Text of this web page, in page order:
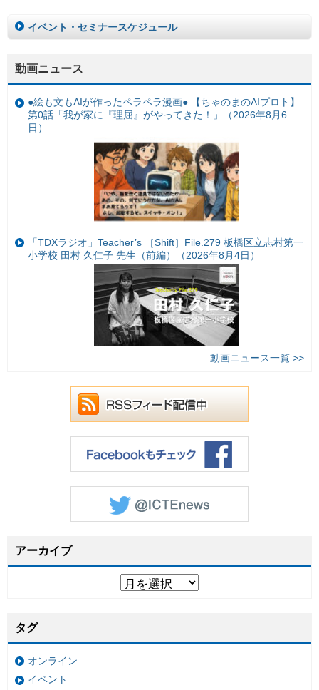
イベント・セミナースケジュール
動画ニュース
●絵も文もAIが作ったペラペラ漫画● 【ちゃのまのAIプロト】
第0話「我が家に『理屈』がやってきた！」（2026年8月6
日）
「TDXラジオ」Teacher’s ［Shift］File.279 板橋区立志村第一
小学校 田村 久仁子 先生（前編）（2026年8月4日）
動画ニュース一覧 >>
アーカイブ
タグ
オンライン
イベント